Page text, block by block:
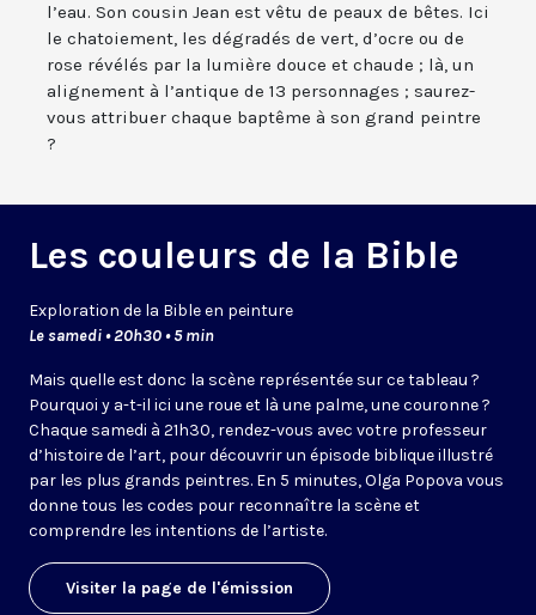
l’eau. Son cousin Jean est vêtu de peaux de bêtes. Ici
le chatoiement, les dégradés de vert, d’ocre ou de
rose révélés par la lumière douce et chaude ; là, un
alignement à l’antique de 13 personnages ; saurez-
vous attribuer chaque baptême à son grand peintre
?
Les couleurs de la Bible
Exploration de la Bible en peinture
Le samedi • 20h30 • 5 min
Mais quelle est donc la scène représentée sur ce tableau ?
Pourquoi y a-t-il ici une roue et là une palme, une couronne ?
Chaque samedi à 21h30, rendez-vous avec votre professeur
d’histoire de l’art, pour découvrir un épisode biblique illustré
par les plus grands peintres. En 5 minutes, Olga Popova vous
donne tous les codes pour reconnaître la scène et
comprendre les intentions de l’artiste.
Visiter la page de l'émission